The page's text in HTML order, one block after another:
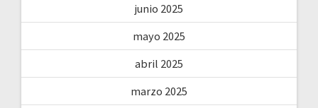
junio 2025
mayo 2025
abril 2025
marzo 2025